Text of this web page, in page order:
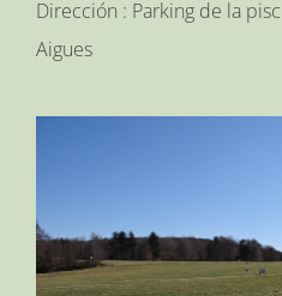
Dirección : Parking de la
Aigues